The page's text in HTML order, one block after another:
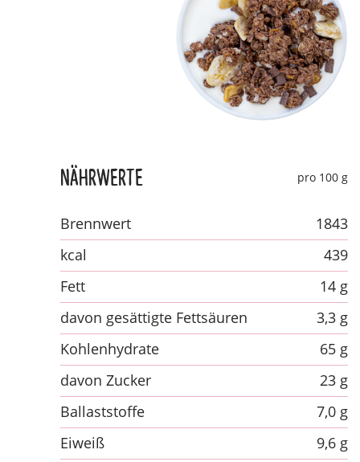
Nährwerte pro 100 g
Brennwert
1843
kcal
439
Fett
14 g
davon gesättigte Fettsäuren
3,3 g
Kohlenhydrate
65 g
davon Zucker
23 g
Ballaststoffe
7,0 g
Eiweiß
9,6 g